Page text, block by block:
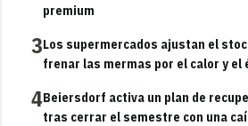
premium
3Los supermercados ajustan el
frenar las mermas por el calor y el
4Beiersdorf activa un plan de
tras cerrar el semestre con una